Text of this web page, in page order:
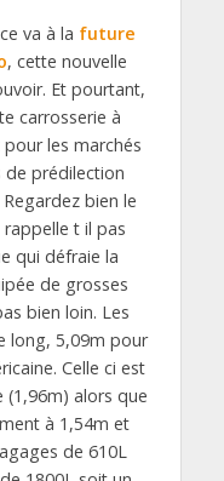
va à la future
, cette nouvelle
Et pourtant,
carrosserie à
les marchés
prédilection
bien le
rappelle t il pas
qui défraie la
de grosses
bien loin. Les
long, 5,09m pour
Celle ci est
(1,96m) alors que
à 1,54m et
de 610L